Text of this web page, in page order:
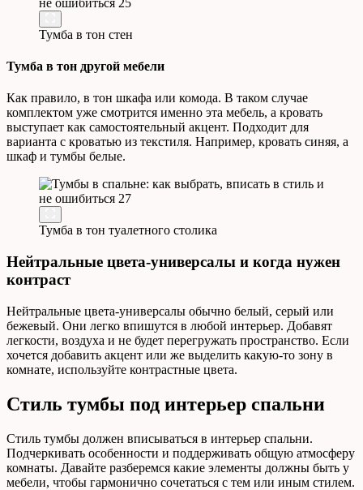
Тумба в тон стен
Тумба в тон другой мебели
Как правило, в тон шкафа или комода. В таком случае
комплектом уже смотрится именно эта мебель, а кровать
выступает как самостоятельный акцент. Подходит для
варианта с кроватью из текстиля. Например, кровать синяя, а
шкаф и тумбы белые.
Тумба в тон туалетного столика
Нейтральные цвета-универсалы и когда нужен
контраст
Нейтральные цвета-универсалы обычно белый, серый или
бежевый. Они легко впишутся в любой интерьер. Добавят
легкости, воздуха и не будет перегружать пространство. Если
хочется добавить акцент или же выделить какую-то зону в
комнате, используйте контрастные цвета.
Стиль тумбы под интерьер спальни
Стиль тумбы должен вписываться в интерьер спальни.
Подчеркивать особенности и поддерживать общую атмосферу
комнаты. Давайте разберемся какие элементы должны быть у
мебели, чтобы гармонично сочетаться с тем или иным стилем.